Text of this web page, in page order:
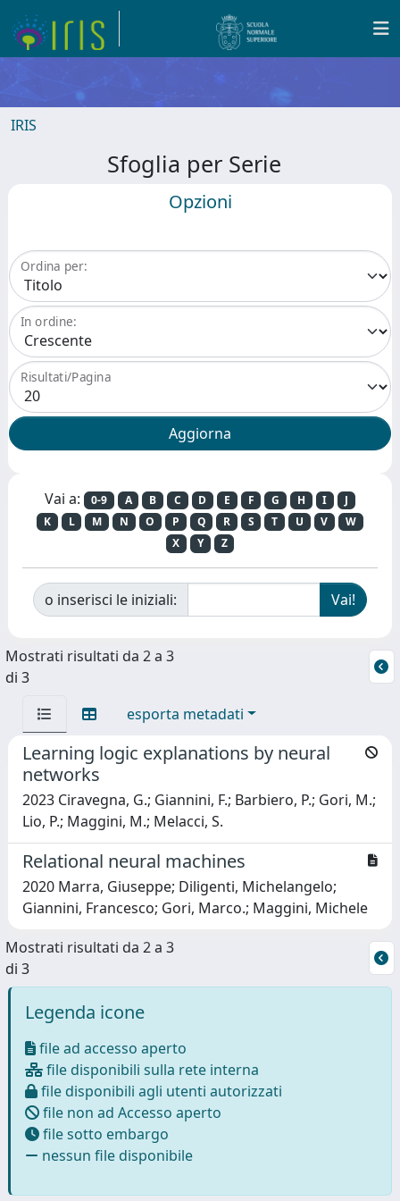
IRIS
Sfoglia per Serie
Opzioni
Ordina per:
In ordine:
Risultati/Pagina
Vai a: 0-9 A B C D E F G H I
J
K
L M N O P Q R S T U V
W
X
Y Z
o inserisci le iniziali:
Mostrati risultati da 2 a 3
di 3
esporta metadati
Learning logic explanations by neural
networks
2023 Ciravegna, G.; Giannini, F.; Barbiero, P.; Gori, M.;
Lio, P.; Maggini, M.; Melacci, S.
Relational neural machines
2020 Marra, Giuseppe; Diligenti, Michelangelo;
Giannini, Francesco; Gori, Marco.; Maggini, Michele
Mostrati risultati da 2 a 3
di 3
Legenda icone
file ad accesso aperto
file disponibili sulla rete interna
file disponibili agli utenti autorizzati
file non ad Accesso aperto
file sotto embargo
nessun file disponibile